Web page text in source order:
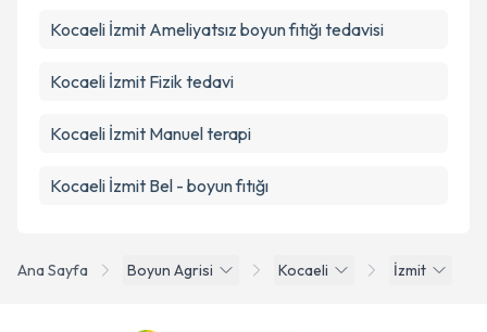
Ana Sayfa Boyun Agrisi Kocaeli İzmit
Kocaeli İzmit Ameliyatsız boyun fıtığı tedavisi
Kocaeli İzmit Fizik tedavi
Kocaeli İzmit Manuel terapi
Kocaeli İzmit Bel - boyun fıtığı